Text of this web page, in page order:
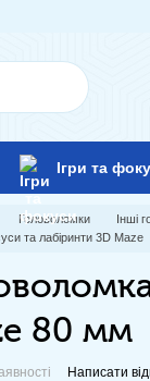
Ігри та
Головоломки Інші
та лабіринти 3D Maze
80 мм
Написати